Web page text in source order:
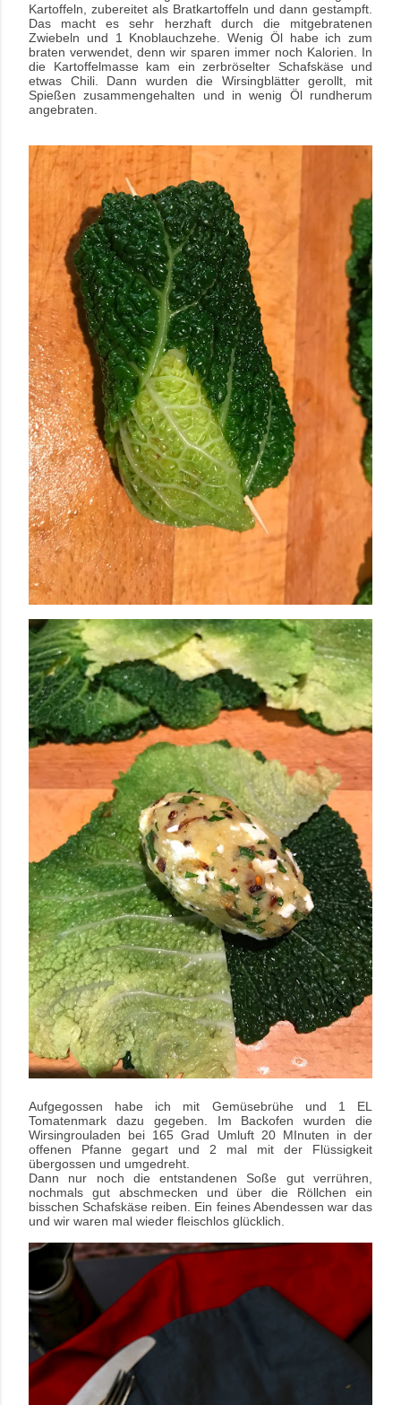
Kartoffeln, zubereitet als Bratkartoffeln und dann gestampft.
Das macht es sehr herzhaft durch die mitgebratenen
Zwiebeln und 1 Knoblauchzehe. Wenig Öl habe ich zum
braten verwendet, denn wir sparen immer noch Kalorien. In
die Kartoffelmasse kam ein zerbröselter Schafskäse und
etwas Chili. Dann wurden die Wirsingblätter gerollt, mit
Spießen zusammengehalten und in wenig Öl rundherum
angebraten.
Aufgegossen habe ich mit Gemüsebrühe und 1 EL
Tomatenmark dazu gegeben. Im Backofen wurden die
Wirsingrouladen bei 165 Grad Umluft 20 MInuten in der
offenen Pfanne gegart und 2 mal mit der Flüssigkeit
übergossen und umgedreht.
Dann nur noch die entstandenen Soße gut verrühren,
nochmals gut abschmecken und über die Röllchen ein
bisschen Schafskäse reiben. Ein feines Abendessen war das
und wir waren mal wieder fleischlos glücklich.